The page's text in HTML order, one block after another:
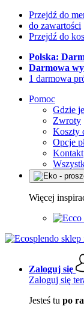
Przejdź do
do zawartości
Przejdź do
Polska:
Darmowa
1 darmowa
Pomoc
Gdzie
Zwroty
Koszty
Opcje
Kontakt
Więcej
Zaloguj się
Zaloguj się
Jesteś tu po